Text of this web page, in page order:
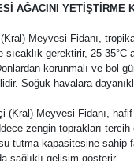
AĞACINI YETİŞTİRME
Meyvesi Fidanı,
gerektirir, 25-35°C
korunmalı ve bol
Soğuk havalara
(Kral) Meyvesi Fidanı,
zengin toprakları tercih
tutma kapasitesine sahip
sağlıklı gelişim gösterir.